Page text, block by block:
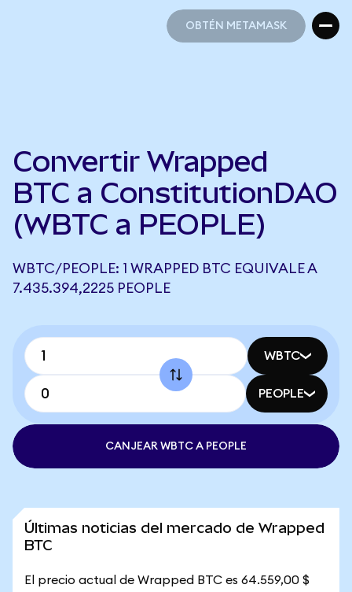
OBTÉN METAMASK
Convertir Wrapped
BTC a ConstitutionDAO
(WBTC a PEOPLE)
WBTC/PEOPLE: 1 WRAPPED BTC EQUIVALE A
7.435.394,2225 PEOPLE
WBTC
PEOPLE
CANJEAR WBTC A PEOPLE
Últimas noticias del mercado de Wrapped
BTC
El precio actual de Wrapped BTC es 64.559,00 $